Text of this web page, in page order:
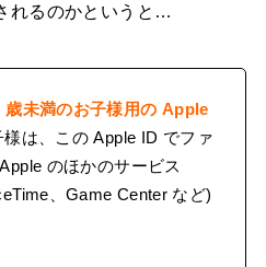
れるのかというと…
歳未満のお子様用の Apple
様は、この Apple ID でファ
のほかのサービス
、Game Center など)